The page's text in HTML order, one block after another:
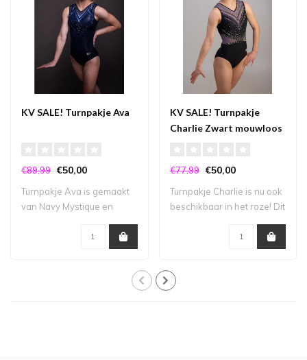
KV SALE! Turnpakje Ava
€89,99 €50,00
Turnpakje Ava is gemaakt
van Navy Mystique en
KV SALE! Turnpakje
Charlie Zwart mouwloos
€77,99 €50,00
Turnpakje Charlie is nu ook
beschikbaar in het roze! Dit